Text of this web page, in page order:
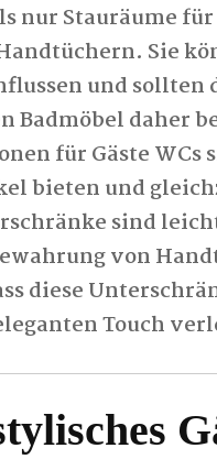
nur Stauräume
Sie
und
Badmöbel daher
für Gäste
bieten und
sind
von
diese
Touch